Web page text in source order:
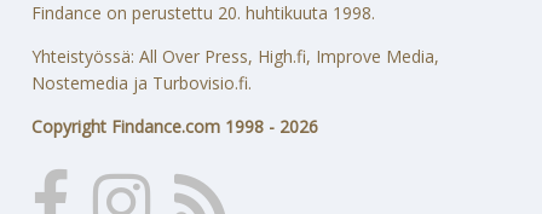
Findance on perustettu 20. huhtikuuta 1998.
Yhteistyössä: All Over Press, High.fi, Improve Media,
Nostemedia ja Turbovisio.fi.
Copyright Findance.com 1998 - 2026